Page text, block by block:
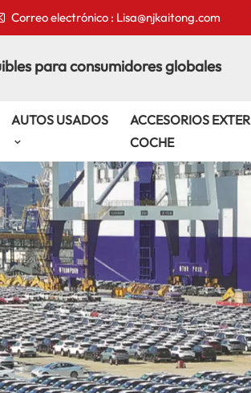
Correo electrónico : Lisa@njkaitong.com
para consumidores globales
AUTOS USADOS
ACCESORIOS
COCHE